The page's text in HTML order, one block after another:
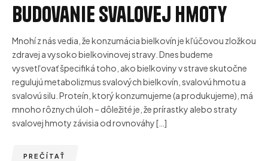
Budovanie svalovej hmoty
Mnohí z nás vedia, že konzumácia bielkovín je kľúčovou zložkou
zdravej a vysoko bielkovinovej stravy. Dnes budeme
vysvetľovať špecifiká toho, ako bielkoviny v strave skutočne
regulujú metabolizmus svalových bielkovín, svalovú hmotu a
svalovú silu. Proteín, ktorý konzumujeme (a produkujeme), má
mnoho rôznych úloh – dôležité je, že prírastky alebo straty
svalovej hmoty závisia od rovnováhy […]
PREČÍTAŤ